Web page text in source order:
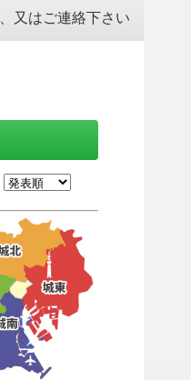
又はご連絡下さい